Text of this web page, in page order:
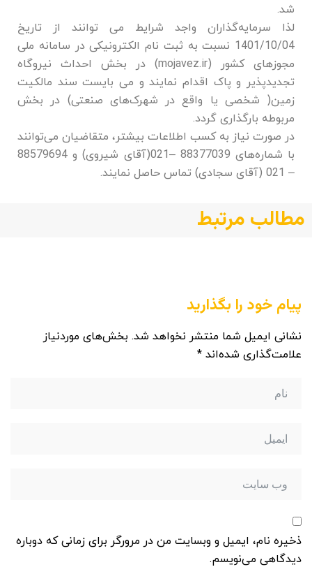
شد.
لذا سرمایه‌گذاران واجد شرایط می توانند از تاریخ
1401/10/04 نسبت به ثبت نام الکترونیکی در سامانه ملی
مجوزهای کشور (mojavez.ir) در بخش احداث نیروگاه
تجدیدپذیر و پاک اقدام نمایند و می بایست سند مالکیت
زمین( شخصی یا واقع در شهرک‌های صنعتی) در بخش
مربوطه بارگذاری گردد.
در صورت نیاز به کسب اطلاعات بیشتر، متقاضیان می‌توانند
با شماره‌های 88377039 –021(آقای شیروی) و 88579694
– 021 (آقای سجادی) تماس حاصل نمایند.
مطالب مرتبط
پیام خود را بگذارید
نشانی ایمیل شما منتشر نخواهد شد. بخش‌های موردنیاز
علامت‌گذاری شده‌اند *
ذخیره نام، ایمیل و وبسایت من در مرورگر برای زمانی که دوباره
دیدگاهی می‌نویسم.